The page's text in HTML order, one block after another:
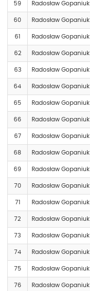
59 Radosław Gopaniuk
60 Radosław Gopaniuk
61 Radosław Gopaniuk
62 Radosław Gopaniuk
63 Radosław Gopaniuk
64 Radosław Gopaniuk
65 Radosław Gopaniuk
66 Radosław Gopaniuk
67 Radosław Gopaniuk
68 Radosław Gopaniuk
69 Radosław Gopaniuk
70 Radosław Gopaniuk
71 Radosław Gopaniuk
72 Radosław Gopaniuk
73 Radosław Gopaniuk
74 Radosław Gopaniuk
75 Radosław Gopaniuk
76 Radosław Gopaniuk